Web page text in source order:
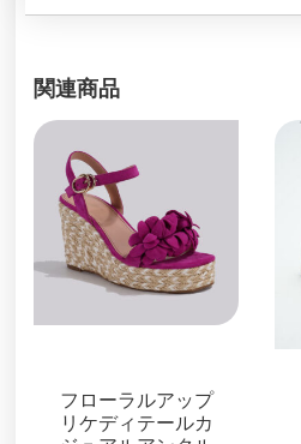
関連商品
フローラルアップ
リケディテールカ